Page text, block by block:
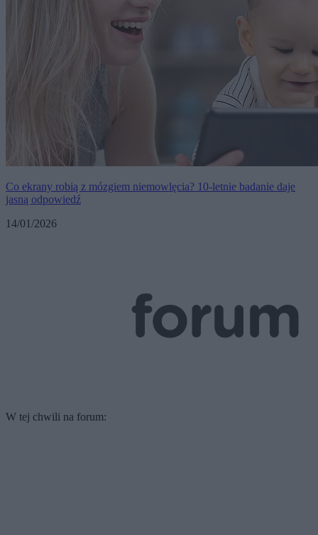
Co ekrany robią z mózgiem niemowlęcia? 10-letnie badanie daje
jasną odpowiedź
14/01/2026
W tej chwili na forum: